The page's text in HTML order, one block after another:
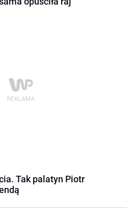
Tak palatyn Piotr